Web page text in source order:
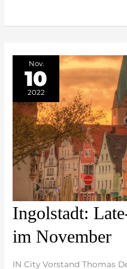
Nov.
10
2022
Ingolstadt:
im November
IN City Vorstand Thomas
Ingolstadt:
Late-
Night-